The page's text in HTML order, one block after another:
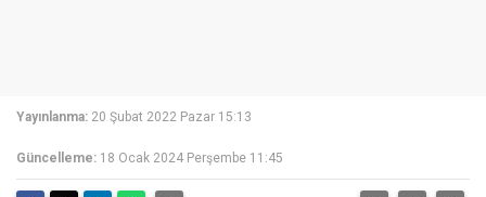
Yayınlanma: 20 Şubat 2022 Pazar 15:13
Güncelleme: 18 Ocak 2024 Perşembe 11:45